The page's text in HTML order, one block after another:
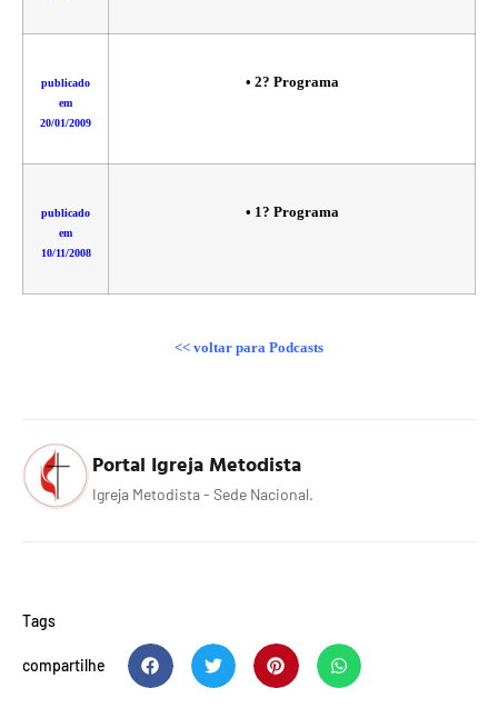
publicado
em
20/01/2009
• 2? Programa
publicado
em
10/11/2008
• 1? Programa
<< voltar para Podcasts
Portal Igreja Metodista
Igreja Metodista - Sede Nacional.
Tags
compartilhe